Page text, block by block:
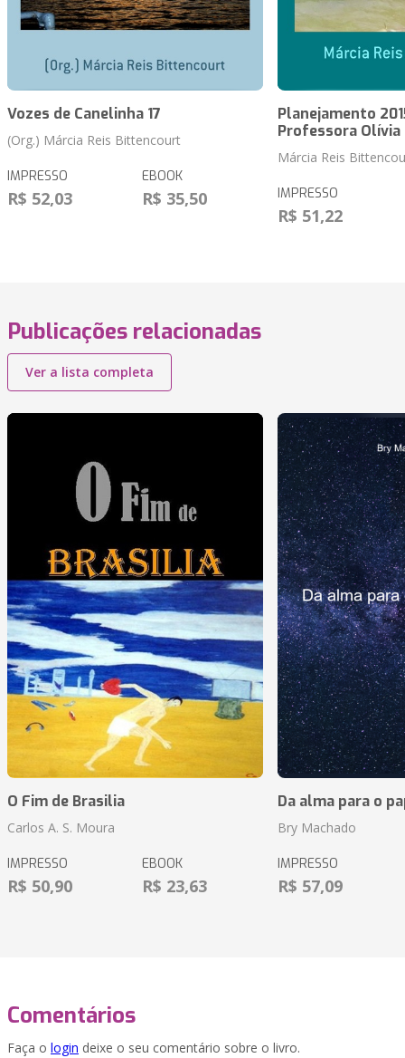
Vozes de Canelinha 17
(Org.) Márcia Reis Bittencourt
IMPRESSO
R$ 52,03
EBOOK
R$ 35,50
Planejamento
Professora Olívia
Márcia Reis
IMPRESSO
R$ 51,22
Publicações relacionadas
Ver a lista completa
O Fim de Brasilia
Carlos A. S. Moura
IMPRESSO
R$ 50,90
EBOOK
R$ 23,63
Da alma para o
Bry Machado
IMPRESSO
R$ 57,09
Comentários
Faça o login deixe o seu comentário sobre o livro.